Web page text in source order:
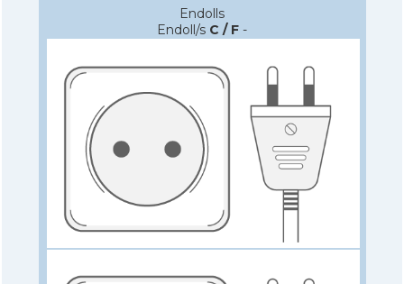
Endolls
Endoll/s C / F -